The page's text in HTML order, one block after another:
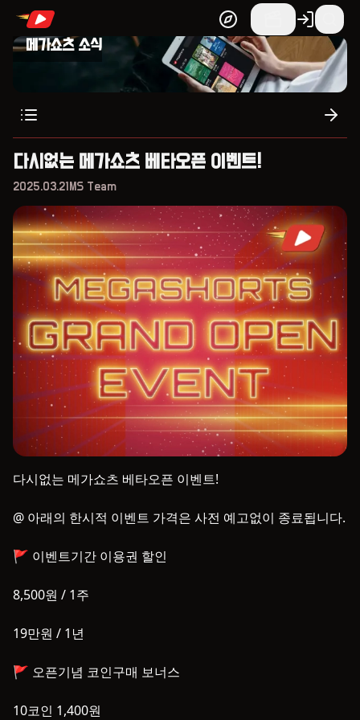
메가쇼츠 소식
다시없는 메가쇼츠 베타오픈 이벤트!
2025.03.21 MS Team
다시없는 메가쇼츠 베타오픈 이벤트!
@ 아래의 한시적 이벤트 가격은 사전 예고없이 종료됩니다.
🚩 이벤트기간 이용권 할인
8,500원 / 1주
19만원 / 1년
🚩 오픈기념 코인구매 보너스
10코인 1,400원